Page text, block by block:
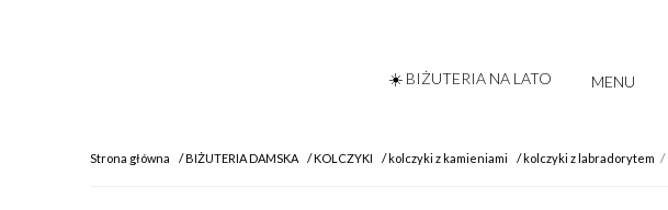
☀️ BIŻUTERIA NA LATO MENU
Strona główna BIŻUTERIA DAMSKA KOLCZYKI kolczyki z kamieniami kolczyki z labradorytem